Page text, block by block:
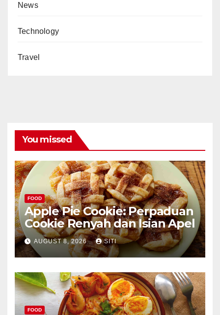
News
Technology
Travel
You missed
FOOD
Apple Pie Cookie: Perpaduan
Cookie Renyah dan Isian Apel
AUGUST 8, 2026 SITI
FOOD